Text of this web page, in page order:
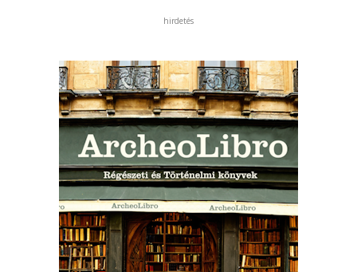
hirdetés